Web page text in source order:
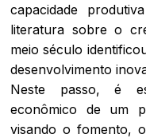
capacidade
literatura sobre o
meio século
desenvolvimento
Neste passo, é
econômico de um
visando o fomento,